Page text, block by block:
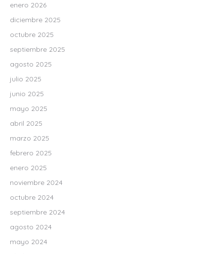
enero 2026
diciembre 2025
octubre 2025
septiembre 2025
agosto 2025
julio 2025
junio 2025
mayo 2025
abril 2025
marzo 2025
febrero 2025
enero 2025
noviembre 2024
octubre 2024
septiembre 2024
agosto 2024
mayo 2024